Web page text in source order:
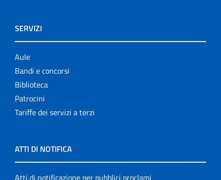
SERVIZI
Aule
Bandi e concorsi
Biblioteca
Patrocini
Tariffe dei servizi a terzi
ATTI DI NOTIFICA
Atti di notificazione per pubblici proclami